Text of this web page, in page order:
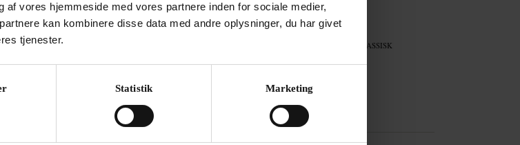
vores hjemmeside med vores partnere inden for sociale medier,
kan kombinere disse data med andre oplysninger, du har givet
tjenester.
Statistik Marketing
21. juli 2026
Annonce